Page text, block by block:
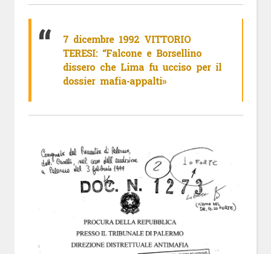
7 dicembre 1992 VITTORIO
TERESI: “Falcone e Borsellino
dissero che Lima fu ucciso per il
dossier mafia-appalti»